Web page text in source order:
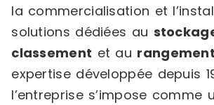
la commercialisation et
solutions dédiées au
classement et au rangement
expertise développée depuis
l’entreprise s’impose comme